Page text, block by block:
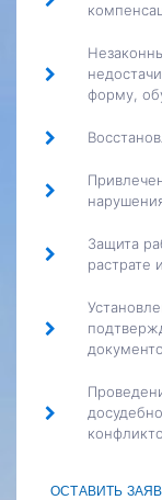
форму,
Защита
растрате
ОСТАВИТЬ